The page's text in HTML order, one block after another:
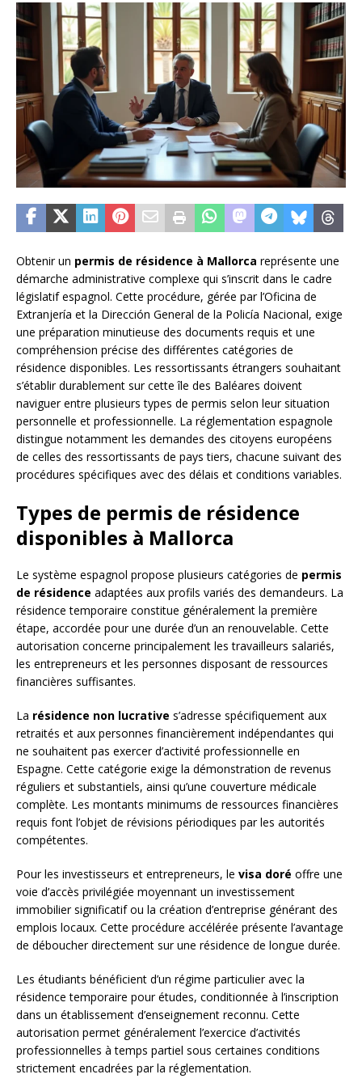
Obtenir un permis de résidence à Mallorca représente une
démarche administrative complexe qui s’inscrit dans le cadre
législatif espagnol. Cette procédure, gérée par l’Oficina de
Extranjería et la Dirección General de la Policía Nacional, exige
une préparation minutieuse des documents requis et une
compréhension précise des différentes catégories de
résidence disponibles. Les ressortissants étrangers souhaitant
s’établir durablement sur cette île des Baléares doivent
naviguer entre plusieurs types de permis selon leur situation
personnelle et professionnelle. La réglementation espagnole
distingue notamment les demandes des citoyens européens
de celles des ressortissants de pays tiers, chacune suivant des
procédures spécifiques avec des délais et conditions variables.
Types de permis de résidence
disponibles à Mallorca
Le système espagnol propose plusieurs catégories de permis
de résidence adaptées aux profils variés des demandeurs. La
résidence temporaire constitue généralement la première
étape, accordée pour une durée d’un an renouvelable. Cette
autorisation concerne principalement les travailleurs salariés,
les entrepreneurs et les personnes disposant de ressources
financières suffisantes.
La résidence non lucrative s’adresse spécifiquement aux
retraités et aux personnes financièrement indépendantes qui
ne souhaitent pas exercer d’activité professionnelle en
Espagne. Cette catégorie exige la démonstration de revenus
réguliers et substantiels, ainsi qu’une couverture médicale
complète. Les montants minimums de ressources financières
requis font l’objet de révisions périodiques par les autorités
compétentes.
Pour les investisseurs et entrepreneurs, le visa doré offre une
voie d’accès privilégiée moyennant un investissement
immobilier significatif ou la création d’entreprise générant des
emplois locaux. Cette procédure accélérée présente l’avantage
de déboucher directement sur une résidence de longue durée.
Les étudiants bénéficient d’un régime particulier avec la
résidence temporaire pour études, conditionnée à l’inscription
dans un établissement d’enseignement reconnu. Cette
autorisation permet généralement l’exercice d’activités
professionnelles à temps partiel sous certaines conditions
strictement encadrées par la réglementation.